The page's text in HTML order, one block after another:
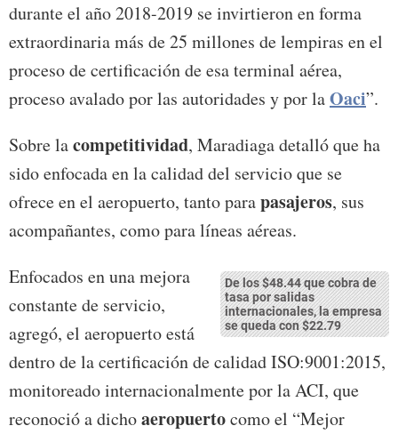
durante el año 2018-2019 se invirtieron en forma
extraordinaria más de 25 millones de lempiras en el
proceso de certificación de esa terminal aérea,
proceso avalado por las autoridades y por laOaci”.
Sobre lacompetitividad, Maradiaga detalló que ha
sido enfocada en la calidad del servicio que se
ofrece en el aeropuerto, tanto parapasajeros, sus
acompañantes, como para líneas aéreas.
De los $48.44 que cobra de
tasa por salidas
internacionales, la empresa
se queda con $22.79
Enfocados en una mejora
constante de servicio,
agregó, el aeropuerto está
dentro de la certificación de calidad ISO:9001:2015,
monitoreado internacionalmente por la ACI, que
reconoció a dichoaeropuertocomo el “Mejor